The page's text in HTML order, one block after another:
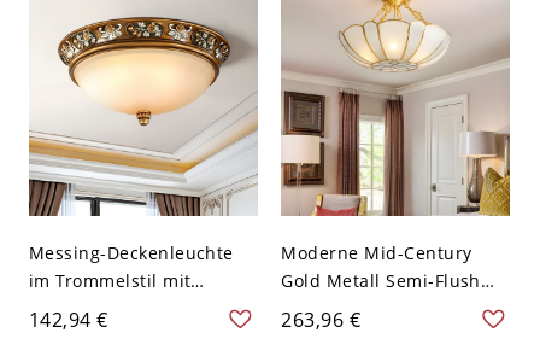
110V-120V 5 Aufwärts
Messing-Deckenleuchte
im Trommelstil mit
beigem mattiertem
Glasschirm - 110V-120V
142,94 €
Moderne Mid-Century
Gold Metall Semi-Flush
Mount Deckenleuchte mit
mattem Glasschirm -
263,96 €